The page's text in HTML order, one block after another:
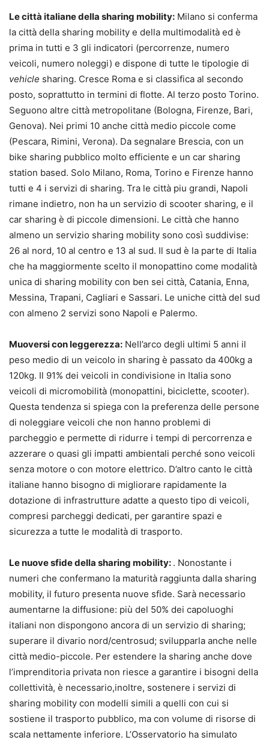
Le città italiane della sharing mobility: Milano si conferma
la città della sharing mobility e della multimodalità ed è
prima in tutti e 3 gli indicatori (percorrenze, numero
veicoli, numero noleggi) e dispone di tutte le tipologie di
vehicle sharing. Cresce Roma e si classifica al secondo
posto, soprattutto in termini di flotte. Al terzo posto Torino.
Seguono altre città metropolitane (Bologna, Firenze, Bari,
Genova). Nei primi 10 anche città medio piccole come
(Pescara, Rimini, Verona). Da segnalare Brescia, con un
bike sharing pubblico molto efficiente e un car sharing
station based. Solo Milano, Roma, Torino e Firenze hanno
tutti e 4 i servizi di sharing. Tra le città piu grandi, Napoli
rimane indietro, non ha un servizio di scooter sharing, e il
car sharing è di piccole dimensioni. Le città che hanno
almeno un servizio sharing mobility sono così suddivise:
26 al nord, 10 al centro e 13 al sud. Il sud è la parte di Italia
che ha maggiormente scelto il monopattino come modalità
unica di sharing mobility con ben sei città, Catania, Enna,
Messina, Trapani, Cagliari e Sassari. Le uniche città del sud
con almeno 2 servizi sono Napoli e Palermo.
Muoversi con leggerezza: Nell’arco degli ultimi 5 anni il
peso medio di un veicolo in sharing è passato da 400kg a
120kg. Il 91% dei veicoli in condivisione in Italia sono
veicoli di micromobilità (monopattini, biciclette, scooter).
Questa tendenza si spiega con la preferenza delle persone
di noleggiare veicoli che non hanno problemi di
parcheggio e permette di ridurre i tempi di percorrenza e
azzerare o quasi gli impatti ambientali perché sono veicoli
senza motore o con motore elettrico. D’altro canto le città
italiane hanno bisogno di migliorare rapidamente la
dotazione di infrastrutture adatte a questo tipo di veicoli,
compresi parcheggi dedicati, per garantire spazi e
sicurezza a tutte le modalità di trasporto.
Le nuove sfide della sharing mobility: . Nonostante i
numeri che confermano la maturità raggiunta dalla sharing
mobility, il futuro presenta nuove sfide. Sarà necessario
aumentarne la diffusione: più del 50% dei capoluoghi
italiani non dispongono ancora di un servizio di sharing;
superare il divario nord/centrosud; svilupparla anche nelle
città medio-piccole. Per estendere la sharing anche dove
l’imprenditoria privata non riesce a garantire i bisogni della
collettività, è necessario,inoltre, sostenere i servizi di
sharing mobility con modelli simili a quelli con cui si
sostiene il trasporto pubblico, ma con volume di risorse di
scala nettamente inferiore. L’Osservatorio ha simulato